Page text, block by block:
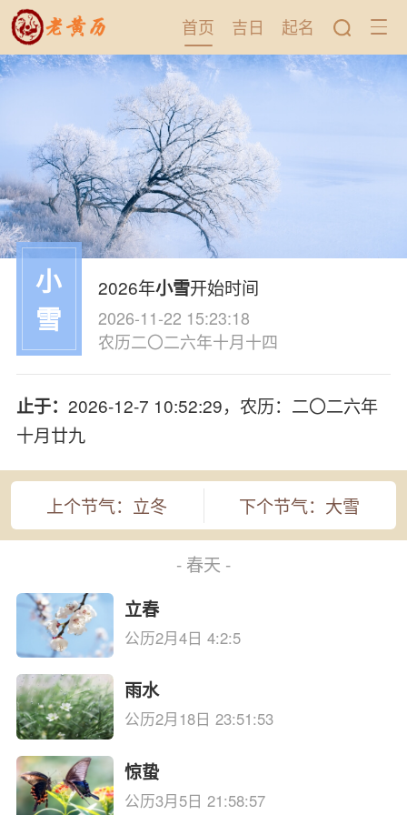
首页 吉日 起名
小
雪
2026年小雪开始时间
2026-11-22 15:23:18
农历二〇二六年十月十四
止于： 2026-12-7 10:52:29，农历：二〇二六年
十月廿九
上个节气：立冬 下个节气：大雪
- 春天 -
立春
公历2月4日 4:2:5
雨水
公历2月18日 23:51:53
惊蛰
公历3月5日 21:58:57